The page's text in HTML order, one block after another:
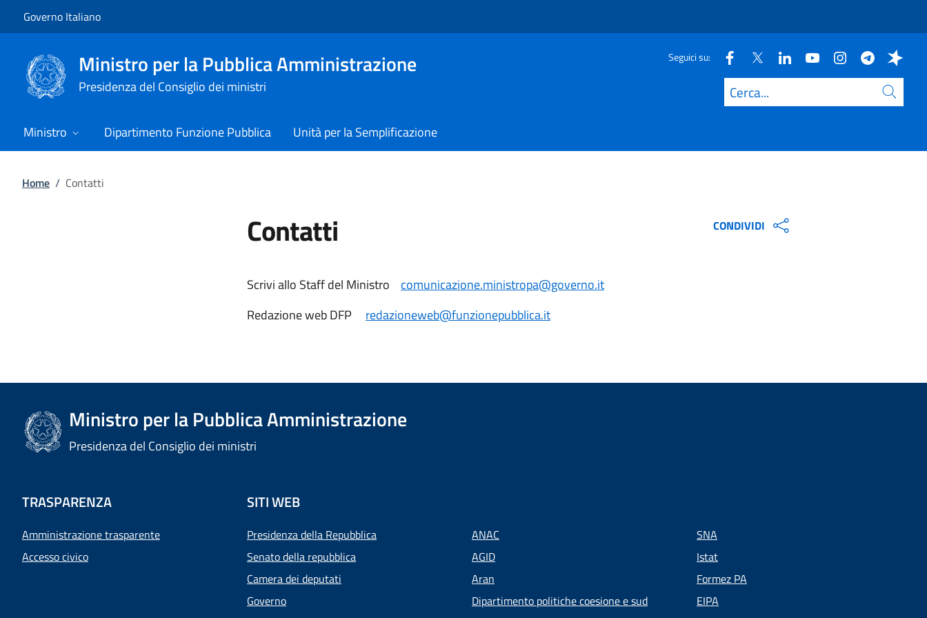
Governo Italiano
Ministro per la Pubblica Amministrazione
Presidenza del Consiglio dei ministri
Seguici su:
Cerca
Ministro Dipartimento Funzione Pubblica Unità per la Semplificazione
Home / Contatti
Contatti
Scrivi allo Staff del Ministro comunicazione.ministropa@governo.it
Redazione web DFP redazioneweb@funzionepubblica.it
CONDIVIDI
Ministro per la Pubblica Amministrazione
Presidenza del Consiglio dei ministri
TRASPARENZA
Amministrazione trasparente
Accesso civico
SITI WEB
Presidenza della Repubblica
Senato della repubblica
Camera dei deputati
Governo
ANAC
AGID
Aran
Dipartimento politiche coesione e sud
SNA
Istat
Formez PA
EIPA